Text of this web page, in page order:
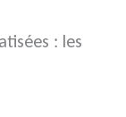
: les